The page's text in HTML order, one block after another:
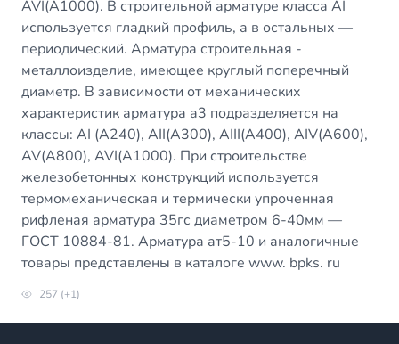
AVI(A1000). В строительной арматуре класса АI
используется гладкий профиль, а в остальных —
периодический. Арматура строительная -
металлоизделие, имеющее круглый поперечный
диаметр. В зависимости от механических
характеристик арматура а3 подразделяется на
классы: AI (A240), AII(A300), AIII(A400), AIV(A600),
AV(A800), AVI(A1000). При строительстве
железобетонных конструкций используется
термомеханическая и термически упроченная
рифленая арматура 35гс диаметром 6-40мм —
ГОСТ 10884-81. Арматура ат5-10 и аналогичные
товары представлены в каталоге www. bpks. ru
257 (+1)